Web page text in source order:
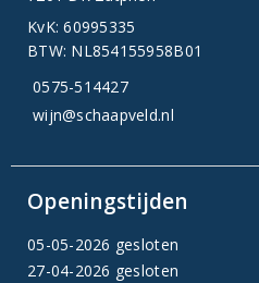
KvK: 60995335
BTW: NL854155958B01
0575-514427
wijn@schaapveld.nl
Openingstijden
05-05-2026 gesloten
27-04-2026 gesloten